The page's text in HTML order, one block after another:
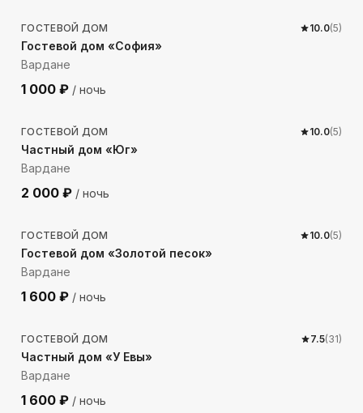
ГОСТЕВОЙ ДОМ 10.0(5)
Гостевой дом «София»
Вардане
1 000 ₽ / ночь
220м до моря
ГОСТЕВОЙ ДОМ 10.0(5)
Частный дом «Юг»
Вардане
2 000 ₽ / ночь
538м до моря
ГОСТЕВОЙ ДОМ 10.0(5)
Гостевой дом «Золотой песок»
Вардане
1 600 ₽ / ночь
193м до моря
ГОСТЕВОЙ ДОМ 7.5(31)
Частный дом «У Евы»
Вардане
1 600 ₽ / ночь
979 м до моря